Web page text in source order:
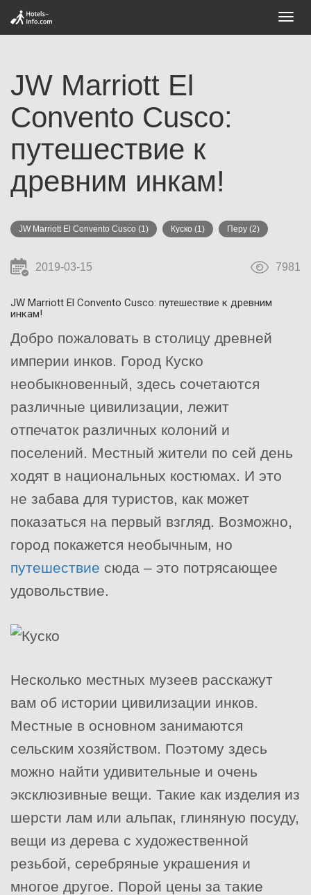
JW Marriott El
Convento Cusco:
путешествие к
древним инкам!
JW Marriott El Convento Cusco (1) Куско (1) Перу (2)
2019-03-15 7981
JW Marriott El Convento Cusco: путешествие к древним
инкам!
Добро пожаловать в столицу древней
империи инков. Город Куско
необыкновенный, здесь сочетаются
различные цивилизации, лежит
отпечаток различных колоний и
поселений. Местный жители по сей день
ходят в национальных костюмах. И это
не забава для туристов, как может
показаться на первый взгляд. Возможно,
город покажется необычным, но
путешествие сюда – это потрясающее
удовольствие.
Несколько местных музеев расскажут
вам об истории цивилизации инков.
Местные в основном занимаются
сельским хозяйством. Поэтому здесь
можно найти удивительные и очень
эксклюзивные вещи. Такие как изделия из
шерсти лам или альпак, глиняную посуду,
вещи из дерева с художественной
резьбой, серебряные украшения и
многое другое. Порой цены за такие